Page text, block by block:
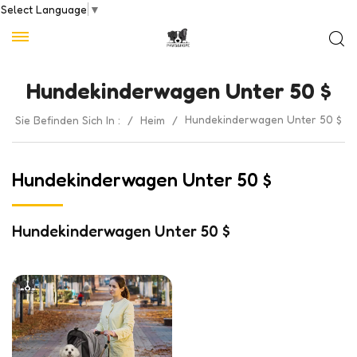
Select Language ▼
Hundekinderwagen Unter 50 $
Sie Befinden Sich In : / Heim / Hundekinderwagen Unter 50 $
Hundekinderwagen Unter 50 $
Hundekinderwagen Unter 50 $